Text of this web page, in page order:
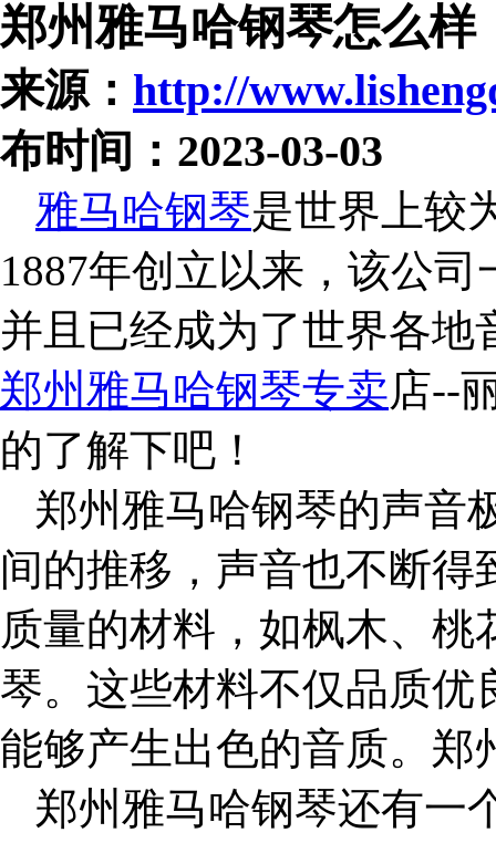
郑州雅马哈钢琴怎么样
来源： http://
布时间：2023-03-03
雅马哈钢琴是世界上较
1887年创立以来，该公司
并且已经成为了世界各
郑州雅马哈钢琴专卖店--
的了解下吧！
郑州雅马哈钢琴的声音
间的推移，声音也不断
质量的材料，如枫木、
琴。这些材料不仅品质优
能够产生出色的音质。郑
郑州雅马哈钢琴还有一